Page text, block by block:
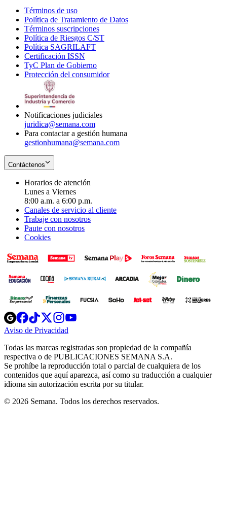
Términos de uso
in
new
window
Política de Tratamiento de Datos
Términos suscripciones
in
Política de Riesgos C/ST
Política SAGRILAFT
new
window
Certificación ISSN
in
new
TyC Plan de Gobierno
in
Protección del consumidorOpens
Notificaciones judiciales
juridica@semana.com
Para contactar a gestión humana
gestionhumana@semana.com
Contáctenos
Horarios de atención
Lunes a Viernes
8:00 a.m. a 6:00 p.m.
Canales de servicio al cliente
Trabaje con nosotros
Paute con nosotros
Cookies
Opens
in
new
Opens
in
new
Opens
in
new
window
Opens
new
windowwindow
Aviso de Privacidad
new
window
Todas las marcas registradas son propiedad de la compañía
respectiva o de PUBLICACIONES SEMANA S.A.
Se prohíbe la reproducción total o parcial de cualquiera de los
contenidos que aquí aparezca, así como su traducción a cualquier
idioma sin autorización escrita por su titular.
© 2026 Semana. Todos los derechos reservados.